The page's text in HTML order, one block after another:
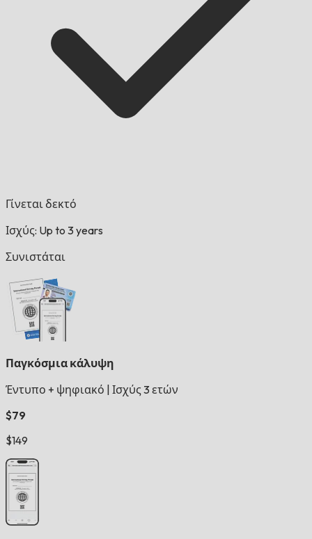
Γίνεται δεκτό
Ισχύς: Up to 3 years
Συνιστάται
Παγκόσμια κάλυψη
Έντυπο + ψηφιακό Ισχύς 3 ετών
$79
$149